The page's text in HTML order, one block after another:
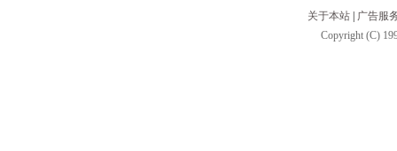
关于本站
广告服
Copyright (C)